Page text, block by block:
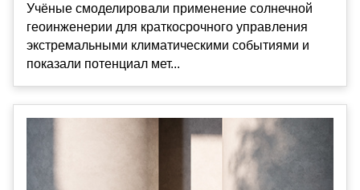
Учёные смоделировали применение солнечной
геоинженерии для краткосрочного управления
экстремальными климатическими событиями и
показали потенциал мет...